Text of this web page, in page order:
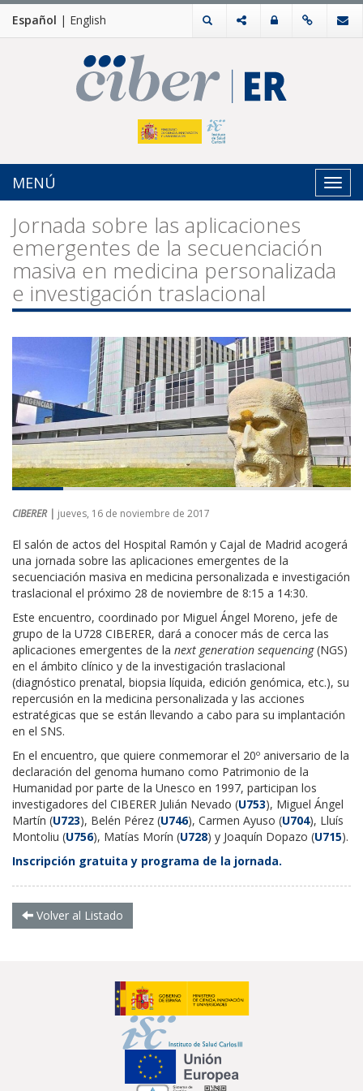
Español | English
MENÚ
Jornada sobre las aplicaciones
emergentes de la secuenciación
masiva en medicina personalizada
e investigación traslacional
CIBERER | jueves, 16 de noviembre de 2017
El salón de actos del Hospital Ramón y Cajal de Madrid acogerá
una jornada sobre las aplicaciones emergentes de la
secuenciación masiva en medicina personalizada e investigación
traslacional el próximo 28 de noviembre de 8:15 a 14:30.
Este encuentro, coordinado por Miguel Ángel Moreno, jefe de
grupo de la U728 CIBERER, dará a conocer más de cerca las
aplicaciones emergentes de la next generation sequencing(NGS)
en el ámbito clínico y de la investigación traslacional
(diagnóstico prenatal, biopsia líquida, edición genómica, etc.), su
repercusión en la medicina personalizada y las acciones
estratégicas que se están llevando a cabo para su implantación
en el SNS.
En el encuentro, que quiere conmemorar el 20º aniversario de la
declaración del genoma humano como Patrimonio de la
Humanidad por parte de la Unesco en 1997, participan los
investigadores del CIBERER Julián Nevado (U753), Miguel Ángel
Martín (U723), Belén Pérez (U746), Carmen Ayuso (U704), Lluís
Montoliu (U756), Matías Morín (U728) y Joaquín Dopazo (U715).
Inscripción gratuita y programa de la jornada.
Volver al Listado